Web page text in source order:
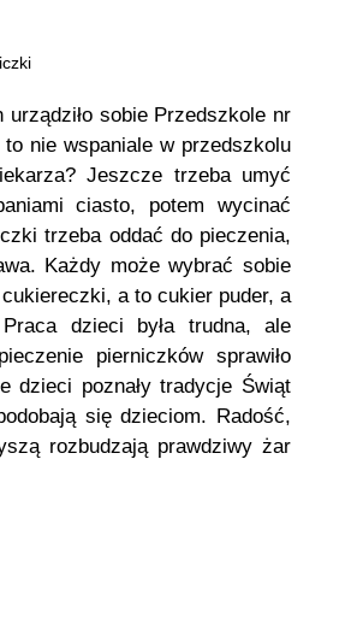
sobie Przedszkole nr
to nie wspaniale w przedszkolu
Jeszcze trzeba umyć
ciasto, potem wycinać
trzeba oddać do pieczenia,
Każdy może wybrać sobie
a to cukier puder, a
dzieci była trudna, ale
pierniczków sprawiło
dzieci poznały tradycje Świąt
się dzieciom. Radość,
rozbudzają prawdziwy żar